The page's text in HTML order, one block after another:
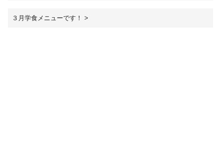
３月学食メニューです！ >